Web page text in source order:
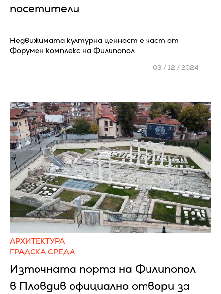
посетители
Недвижимата културна ценност е част от
Форумен комплекс на Филипопол
03 / 12 / 2024
АРХИТЕКТУРА
ГРАДСКА СРЕДА
Източната порта на Филипопол
в Пловдив официално отвори за